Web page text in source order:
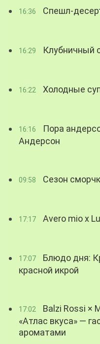
16:36 Спешл-
16:29 Клубничный
16:22 Холодные
16:16
Пора
Андерсон
09:58 Сезон
17:17 Avero mio x
17:07
Блюдо дня:
красной икрой
17:02
Balzi Rossi ×
«Атлас вкуса» —
ароматами